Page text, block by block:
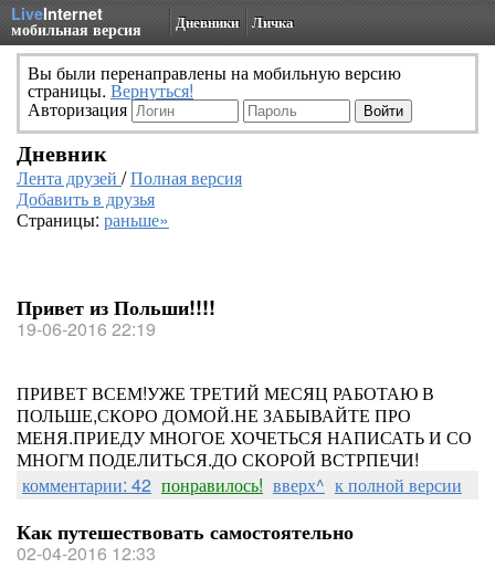
LiveInternet
мобильная версия Дневники Личка
Вы были перенаправлены на мобильную версию
страницы. Вернуться!
Авторизация
Дневник
Лента друзей /Полная версия
Добавить в друзья
Страницы: раньше»
Привет из Польши!!!!
19-06-2016 22:19
ПРИВЕТ ВСЕМ!УЖЕ ТРЕТИЙ МЕСЯЦ РАБОТАЮ В
ПОЛЬШЕ,СКОРО ДОМОЙ.НЕ ЗАБЫВАЙТЕ ПРО
МЕНЯ.ПРИЕДУ МНОГОЕ ХОЧЕТЬСЯ НАПИСАТЬ И СО
МНОГМ ПОДЕЛИТЬСЯ.ДО СКОРОЙ ВСТРПЕЧИ!
комментарии: 42 понравилось! вверх^ к полной версии
Как путешествовать самостоятельно
02-04-2016 12:33